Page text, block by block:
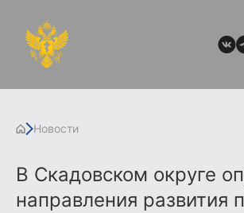
Новости
В Скадовском округе
направления развития